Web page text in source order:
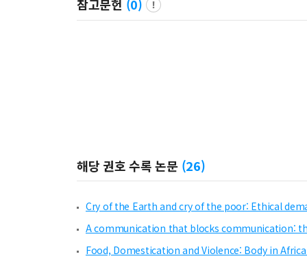
참고문헌 (0)
해당 권호 수록 논문 (26)
Cry of the Earth and cry of the poor: Ethical
A communication that blocks communication:
Food, Domestication and Violence: Body in